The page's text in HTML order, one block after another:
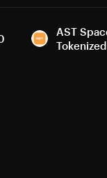
AST